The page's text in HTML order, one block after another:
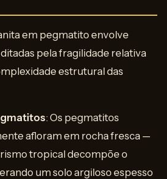
em pegmatito envolve
pela fragilidade relativa
estrutural das
: Os pegmatitos
afloram em rocha fresca —
tropical decompõe o
um solo argiloso espesso